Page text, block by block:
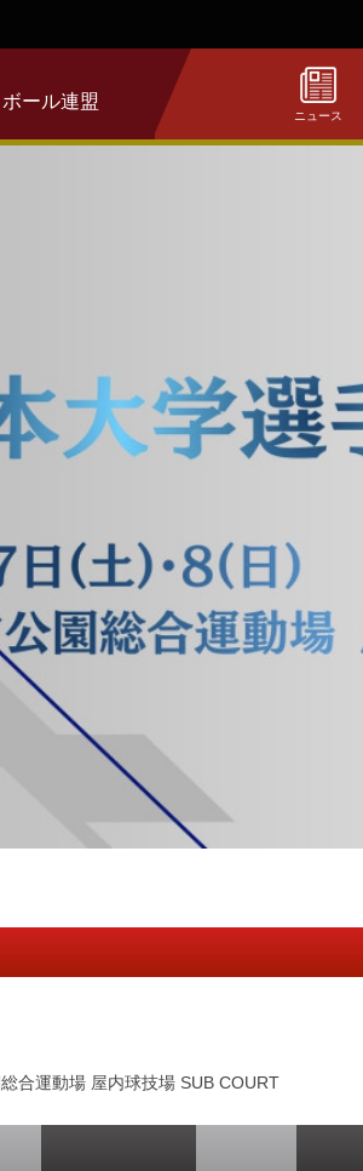
ール連盟
ニュース
合運動場 屋内球技場 SUB COURT